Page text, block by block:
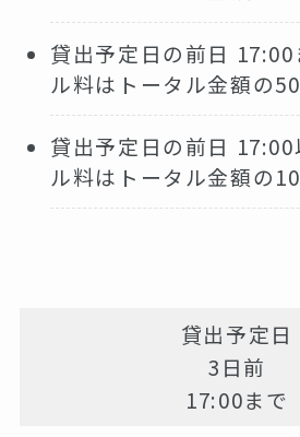
貸出予定日の前日
ル料はトータル金額の
貸出予定日の前日
ル料はトータル金額の
貸出予定日
3日前
17:00まで